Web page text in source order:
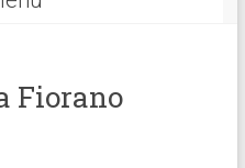
Fiorano